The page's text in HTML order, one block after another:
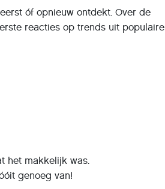
óf opnieuw ontdekt. Over de
reacties op trends uit populaire
het makkelijk was.
genoeg van!